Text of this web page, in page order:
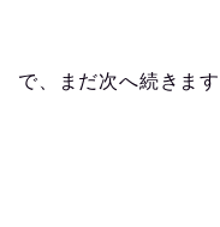
で、まだ次へ続きます